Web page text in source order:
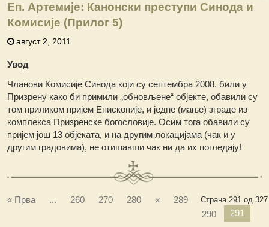
Eп. Артемије: Канонски преступи Синода и
Комисије (Прилог 5)
август 2, 2011
Увод
Чланови Комисије Синода који су септембра 2008. били у
Призрену како би примили „обновљене“ објекте, обавили су
том приликом пријем Епископије, и једне (мање) зграде из
комплекса Призренске богословије. Осим тога обавили су
пријем још 13 објеката, и на другим локацијама (чак и у
другим градовима), не отишавши чак ни да их погледају!
Страна 291 од 327
« Прва ... 260 270 280 «
289
290
291